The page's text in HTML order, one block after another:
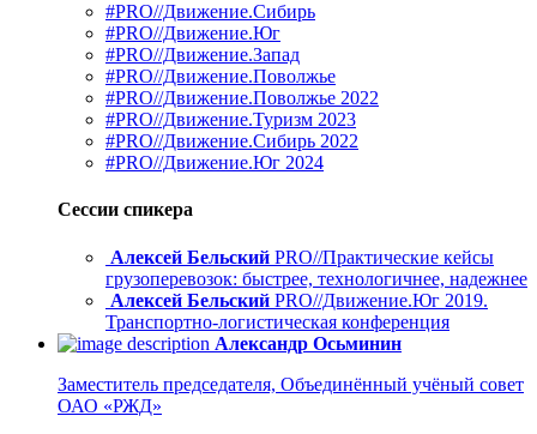
#PRO//Движение.Сибирь
#PRO//Движение.Юг
#PRO//Движение.Запад
#PRO//Движение.Поволжье
#PRO//Движение.Поволжье 2022
#PRO//Движение.Туризм 2023
#PRO//Движение.Сибирь 2022
#PRO//Движение.Юг 2024
Сессии спикера
Алексей Бельский PRO//Практические кейсы
грузоперевозок: быстрее, технологичнее, надежнее
Алексей Бельский PRO//Движение.Юг 2019.
Транспортно-логистическая конференция
Александр Осьминин
Заместитель председателя, Объединённый учёный совет
ОАО «РЖД»